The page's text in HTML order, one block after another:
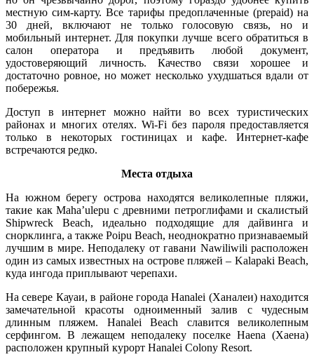
местную сим-карту. Все тарифы предоплаченные (prepaid) на
30 дней, включают не только голосовую связь, но и
мобильный интернет. Для покупки лучше всего обратиться в
салон оператора и предъявить любой документ,
удостоверяющий личность. Качество связи хорошее и
достаточно ровное, но может несколько ухудшаться вдали от
побережья.
Доступ в интернет можно найти во всех туристических
районах и многих отелях. Wi-Fi без пароля предоставляется
только в некоторых гостиницах и кафе. Интернет-кафе
встречаются редко.
Места отдыха
На южном берегу острова находятся великолепные пляжи,
такие как Maha’ulepu с древними петроглифами и скалистый
Shipwreck Beach, идеально подходящие для дайвинга и
снорклинга, а также Poipu Beach, неоднократно признаваемый
лучшим в мире. Неподалеку от гавани Nawiliwili расположен
один из самых известных на острове пляжей – Kalapaki Beach,
куда ингода приплывают черепахи.
На севере Кауаи, в районе города Hanalei (Ханалеи) находится
замечательной красоты одноименный залив с чудесным
длинным пляжем. Hanalei Beach славится великолепным
серфингом. В лежащем неподалеку поселке Haena (Хаена)
расположен крупный курорт Hanalei Colony Resort.